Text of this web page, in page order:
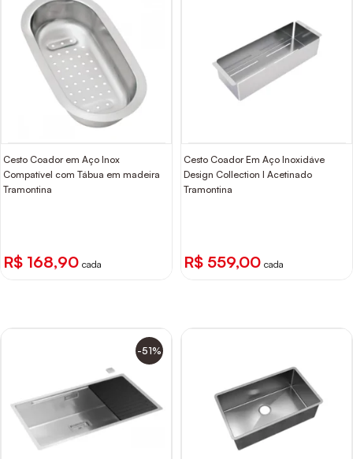
Cesto Coador em Aço Inox
Compatível com Tábua em madeira
Tramontina
R$ 168,90 cada
Cesto Coador Em Aço Inoxidáve
Design Collection l Acetinado
Tramontina
R$ 559,00 cada
-51%